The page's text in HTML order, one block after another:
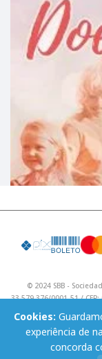
Cookies:
experiência de
concorda
© 2024 SBB -
33.579.376/0001-51 / CEP:
/ Telefone: